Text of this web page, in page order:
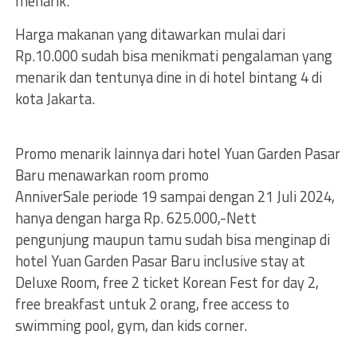
Harga makanan yang ditawarkan mulai dari
Rp.10.000 sudah bisa menikmati pengalaman yang
menarik dan tentunya dine in di hotel bintang 4 di
kota Jakarta.
Promo menarik lainnya dari hotel Yuan Garden Pasar
Baru menawarkan room promo
AnniverSale periode 19 sampai dengan 21 Juli 2024,
hanya dengan harga Rp. 625.000,-Nett
pengunjung maupun tamu sudah bisa menginap di
hotel Yuan Garden Pasar Baru inclusive stay at
Deluxe Room, free 2 ticket Korean Fest for day 2,
free breakfast untuk 2 orang, free access to
swimming pool, gym, dan kids corner.